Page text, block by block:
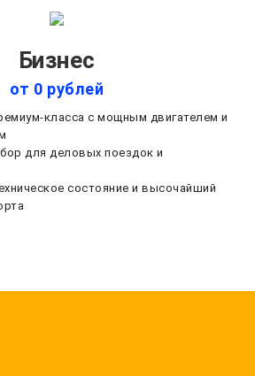
Бизнес
от 0 рублей
класса с мощным двигателем и
для деловых поездок и
состояние и высочайший